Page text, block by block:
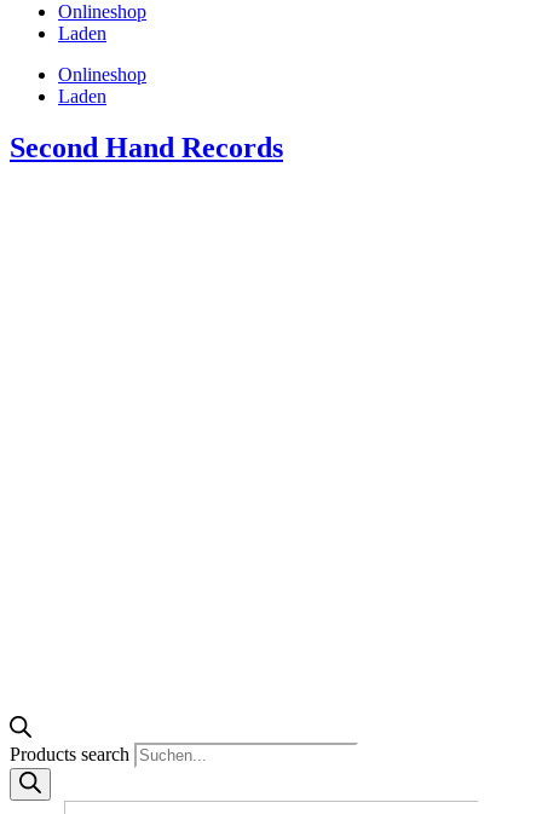
Onlineshop
Laden
Onlineshop
Laden
Second Hand Records
Products search